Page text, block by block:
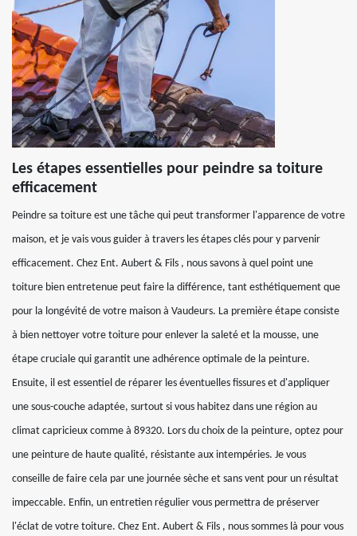
Les étapes essentielles pour peindre sa toiture
efficacement
Peindre sa toiture est une tâche qui peut transformer l'apparence de votre
maison, et je vais vous guider à travers les étapes clés pour y parvenir
efficacement. Chez Ent. Aubert & Fils , nous savons à quel point une
toiture bien entretenue peut faire la différence, tant esthétiquement que
pour la longévité de votre maison à Vaudeurs. La première étape consiste
à bien nettoyer votre toiture pour enlever la saleté et la mousse, une
étape cruciale qui garantit une adhérence optimale de la peinture.
Ensuite, il est essentiel de réparer les éventuelles fissures et d'appliquer
une sous-couche adaptée, surtout si vous habitez dans une région au
climat capricieux comme à 89320. Lors du choix de la peinture, optez pour
une peinture de haute qualité, résistante aux intempéries. Je vous
conseille de faire cela par une journée sèche et sans vent pour un résultat
impeccable. Enfin, un entretien régulier vous permettra de préserver
l'éclat de votre toiture. Chez Ent. Aubert & Fils , nous sommes là pour vous